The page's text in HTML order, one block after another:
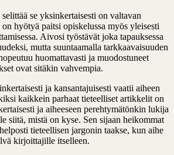
se yksinkertaisesti on valtavan
hyötyä paitsi opiskelussa myös yleisesti
Aivosi työstävät joka tapauksessa
mutta suuntaamalla tarkkaavaisuuden
huomattavasti ja muodostuneet
ovat sitäkin vahvempia.
ja kansantajuisesti vaatii aiheen
kaikkein parhaat tieteelliset artikkelit on
ja aiheeseen perehtymätönkin lukija
siitä, mistä on kyse. Sen sijaan heikommat
tieteellisen jargonin taakse, kun aihe
kirjoittajille itselleen.